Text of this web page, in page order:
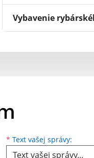
Vybavenie
* Text vašej správy: Text